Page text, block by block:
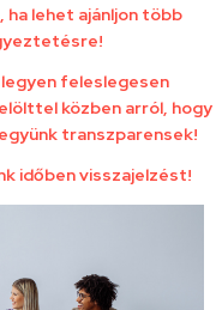
ha lehet ajánljon több
feleslegesen
közben arról, hogy
transzparensek!
időben visszajelzést!